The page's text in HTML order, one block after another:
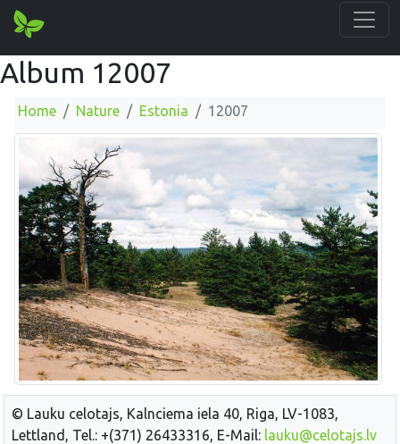
Album 12007
Home Nature Estonia 12007
© Lauku celotajs, Kalnciema iela 40, Riga, LV-1083,
Lettland, Tel.: +(371) 26433316, E-Mail: lauku@celotajs.lv